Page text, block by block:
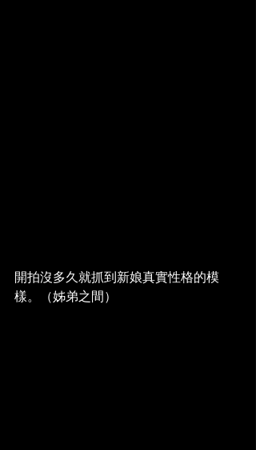
開拍沒多久就抓到新娘真實性格的模
樣。（姊弟之間）